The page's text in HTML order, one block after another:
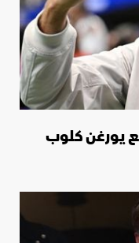
مع يورغن كلوب